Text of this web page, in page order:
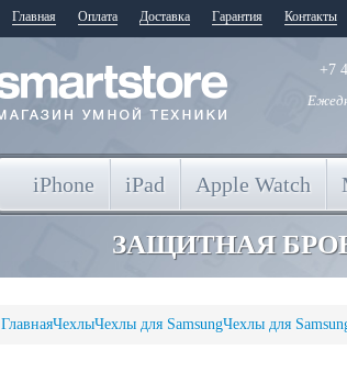
Главная Оплата Доставка Гарантия Контакты
+7
iPhone iPad Apple Watch
ЗАЩИТНАЯ
ГлавнаяЧехлыЧехлы для SamsungЧехлы для